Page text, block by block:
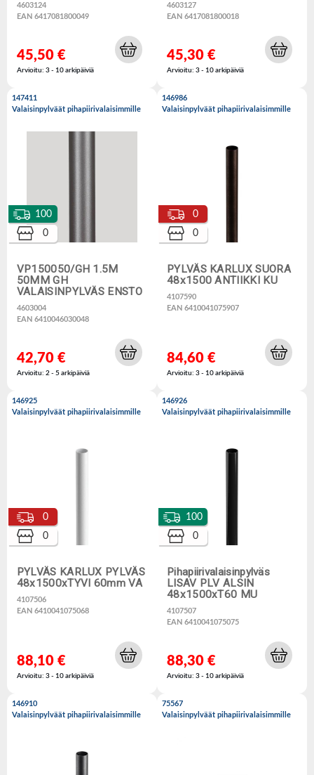
4603124
EAN 6417081800049
45,50 €
Arvioitu: 3 - 10 arkipäiviä
4603127
EAN 6417081800018
45,30 €
Arvioitu: 3 - 10 arkipäiviä
147411
Valaisinpylväät pihapiirivalaisimmille
VP150050/GH 1.5M
50MM GH
VALAISINPYLVÄS ENSTO
4603004
EAN 6410046030048
100
0
42,70 €
Arvioitu: 2 - 5 arkipäiviä
146986
Valaisinpylväät pihapiirivalaisimmille
PYLVÄS KARLUX SUORA
48x1500 ANTIIKKI KU
4107590
EAN 6410041075907
0
0
84,60 €
Arvioitu: 3 - 10 arkipäiviä
146925
Valaisinpylväät pihapiirivalaisimmille
PYLVÄS KARLUX PYLVÄS
48x1500xTYVI 60mm VA
4107506
EAN 6410041075068
0
0
88,10 €
Arvioitu: 3 - 10 arkipäiviä
146926
Valaisinpylväät pihapiirivalaisimmille
Pihapiirivalaisinpylväs
LISAV PLV ALSIN
48x1500xT60 MU
4107507
EAN 6410041075075
100
0
88,30 €
Arvioitu: 3 - 10 arkipäiviä
146910
Valaisinpylväät pihapiirivalaisimmille
75567
Valaisinpylväät pihapiirivalaisimmille